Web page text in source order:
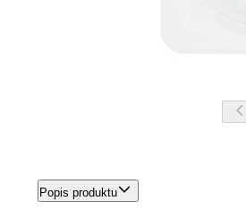
Popis produktu